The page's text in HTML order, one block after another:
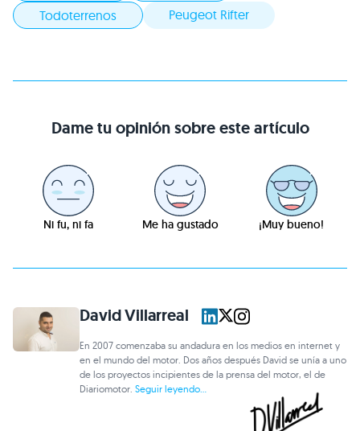
Todoterrenos
Peugeot Rifter
Dame tu opinión sobre este artículo
Ni fu, ni fa Me ha gustado ¡Muy bueno!
David Villarreal
En 2007 comenzaba su andadura en los medios en internet y
en el mundo del motor. Dos años después David se unía a uno
de los proyectos incipientes de la prensa del motor, el de
Diariomotor.Seguir leyendo...